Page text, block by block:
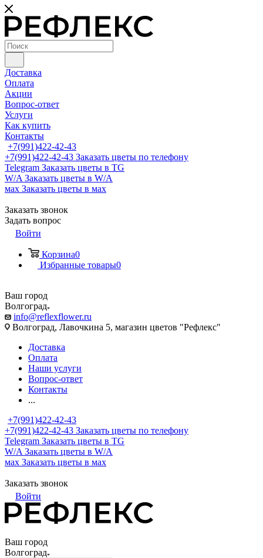
Доставка
Оплата
Акции
Вопрос-ответ
Услуги
Как купить
Контакты
+7(991)422-42-43
+7(991)422-42-43 Заказать цветы по телефону
Telegram Заказать цветы в TG
W/A Заказать цветы в W/A
мах Заказать цветы в мах
Заказать звонок
Задать вопрос
Войти
Корзина0
Избранные товары0
Ваш город
Волгоград
info@reflexflower.ru
Волгоград, Лавочкина 5, магазин цветов "Рефлекс"
Доставка
Оплата
Наши услуги
Вопрос-ответ
Контакты
...
+7(991)422-42-43
+7(991)422-42-43 Заказать цветы по телефону
Telegram Заказать цветы в TG
W/A Заказать цветы в W/A
мах Заказать цветы в мах
Заказать звонок
Войти
Ваш город
Волгоград